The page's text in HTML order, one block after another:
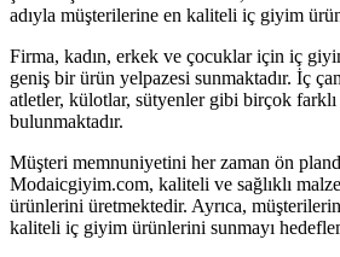
adıyla müşterilerine en kaliteli iç giyim
Firma, kadın, erkek ve çocuklar için iç
geniş bir ürün yelpazesi sunmaktadır. İç
atletler, külotlar, sütyenler gibi birçok
bulunmaktadır.
Müşteri memnuniyetini her zaman ön
Modaicgiyim.com, kaliteli ve sağlıklı
ürünlerini üretmektedir. Ayrıca,
kaliteli iç giyim ürünlerini sunmayı